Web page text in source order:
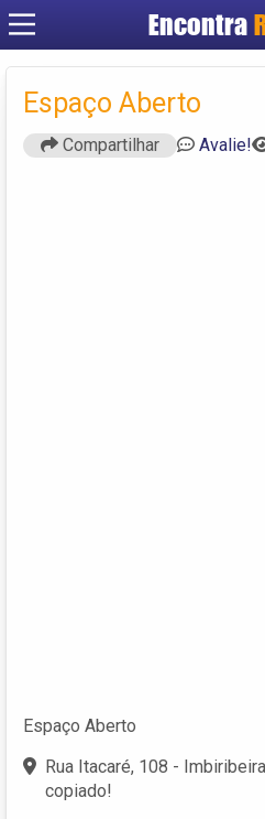
Encontra
Espaço Aberto
Compartilhar Avalie!
Espaço Aberto
Rua Itacaré, 108 -
copiado!